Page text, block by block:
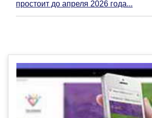
простоит до апреля 2026 года...